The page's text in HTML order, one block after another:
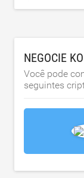
NEGOCIE
Você pode
seguintes